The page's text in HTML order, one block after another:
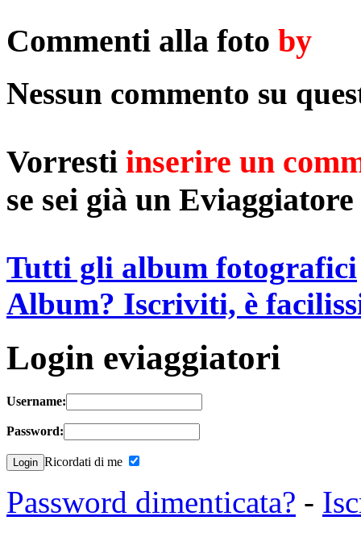
Commenti alla foto by
Nessun commento su
Vorresti inserire un
se sei già un Eviaggiatore
Tutti gli album fotografici
Album? Iscriviti, è
Login eviaggiatori
Username:
Password:
Ricordati di me
Password dimenticata? -